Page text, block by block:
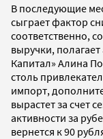
В последующие
сыграет фактор
соответственно,
выручки,
Капитал» Алина
столь
импорт,
вырастет за счет
активности за
вернется к 90